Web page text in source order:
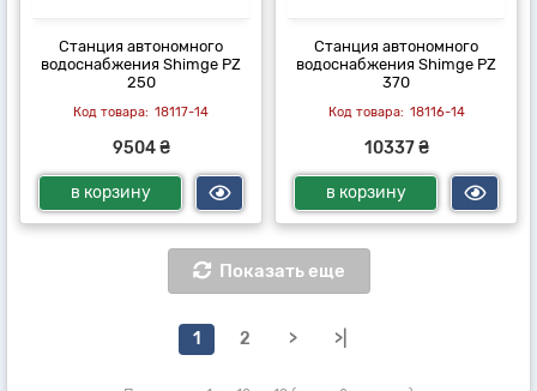
Станция автономного
водоснабжения Shimge PZ
250
18117-14
9504 ₴
в корзину
Станция автономного
водоснабжения Shimge PZ
370
18116-14
10337 ₴
в корзину
Показать еще
1 2 > >|